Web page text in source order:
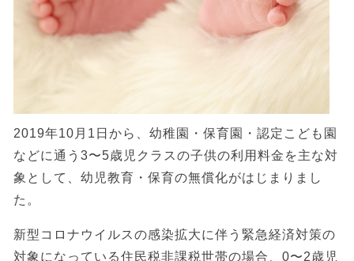
2019年10月1日から、幼稚園・保育園・認定こども園
などに通う3〜5歳児クラスの子供の利用料金を主な対
象として、幼児教育・保育の無償化がはじまりまし
た。
新型コロナウイルスの感染拡大に伴う緊急経済対策の
対象になっている住民税非課税世帯の場合、0〜2歳児